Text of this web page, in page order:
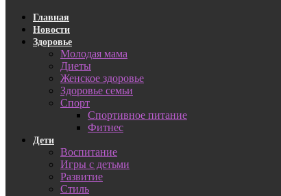
Главная
Новости
Здоровье
Молодая мама
Диеты
Женское здоровье
Здоровье семьи
Спорт
Спортивное питание
Фитнес
Дети
Воспитание
Игры с детьми
Развитие
Стиль